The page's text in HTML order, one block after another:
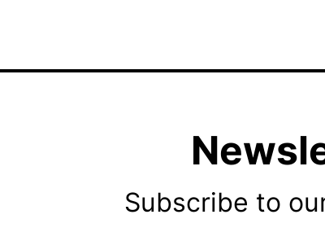
Subscribe to